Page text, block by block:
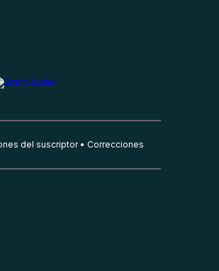
del suscriptor Correcciones